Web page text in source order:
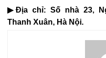
▶Địa chỉ: Số nhà 23,
Thanh Xuân, Hà Nội.